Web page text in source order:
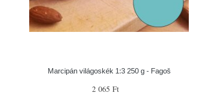
Marcipán világoskék 1:3 250 g - Fagoš
2 065 Ft